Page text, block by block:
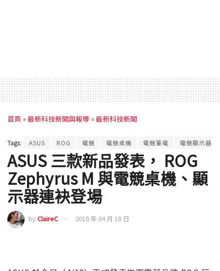
首頁 »最新科技新聞與報導 »最新科技新聞
Tags: ASUS ROG 電競 電競桌機 電競筆電 電競顯示器
ASUS 三款新品發表， ROG
Zephyrus M 與電競桌機、顯
示器連袂登場
byClaireC 2018 年 04 月 18 日